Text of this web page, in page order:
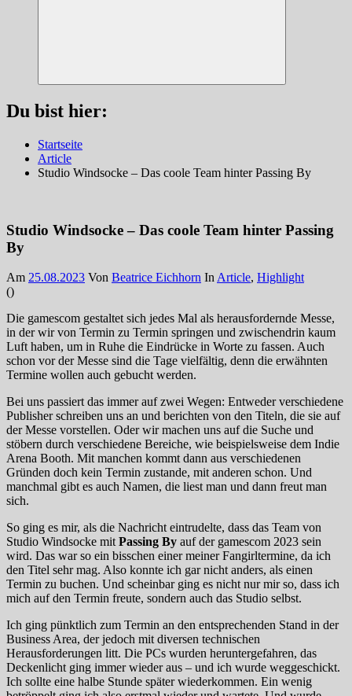
Suchen
Du bist hier:
Startseite
Article
Studio Windsocke – Das coole Team hinter Passing By
Studio Windsocke – Das coole Team hinter Passing
By
Am 25.08.2023 Von Beatrice Eichhorn In Article, Highlight
()
Die gamescom gestaltet sich jedes Mal als herausfordernde Messe,
in der wir von Termin zu Termin springen und zwischendrin kaum
Luft haben, um in Ruhe die Eindrücke in Worte zu fassen. Auch
schon vor der Messe sind die Tage vielfältig, denn die erwähnten
Termine wollen auch gebucht werden.
Bei uns passiert das immer auf zwei Wegen: Entweder verschiedene
Publisher schreiben uns an und berichten von den Titeln, die sie auf
der Messe vorstellen. Oder wir machen uns auf die Suche und
stöbern durch verschiedene Bereiche, wie beispielsweise dem Indie
Arena Booth. Mit manchen kommt dann aus verschiedenen
Gründen doch kein Termin zustande, mit anderen schon. Und
manchmal gibt es auch Namen, die liest man und dann freut man
sich.
So ging es mir, als die Nachricht eintrudelte, dass das Team von
Studio Windsocke mit Passing By auf der gamescom 2023 sein
wird. Das war so ein bisschen einer meiner Fangirltermine, da ich
den Titel sehr mag. Also konnte ich gar nicht anders, als einen
Termin zu buchen. Und scheinbar ging es nicht nur mir so, dass ich
mich auf den Termin freute, sondern auch das Studio selbst.
Ich ging pünktlich zum Termin an den entsprechenden Stand in der
Business Area, der jedoch mit diversen technischen
Herausforderungen litt. Die PCs wurden heruntergefahren, das
Deckenlicht ging immer wieder aus – und ich wurde weggeschickt.
Ich sollte eine halbe Stunde später wiederkommen. Ein wenig